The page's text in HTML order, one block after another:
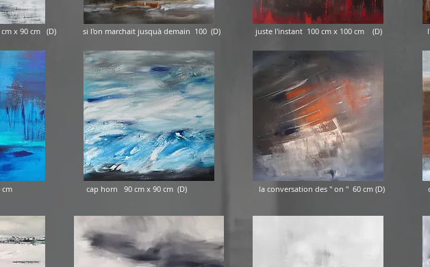
90 cm x 90 cm (D) si l'on marchait jusquà demain 100 (D) juste l'instant 100 cm x 100 cm (D)
x 100 cm cap horn 90 cm x 90 cm (D) la conversation des " on " 60 cm (D) on ne